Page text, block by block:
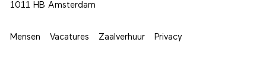
1011 HB Amsterdam
Mensen Vacatures Zaalverhuur Privacy